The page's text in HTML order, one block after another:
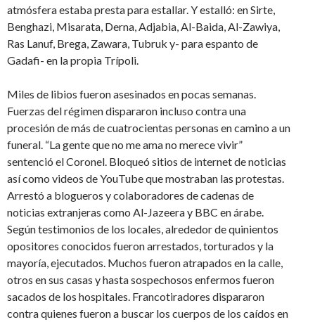
atmósfera estaba presta para estallar. Y estalló: en Sirte,
Benghazi, Misarata, Derna, Adjabia, Al-Baida, Al-Zawiya,
Ras Lanuf, Brega, Zawara, Tubruk y- para espanto de
Gadafi- en la propia Trípoli.
Miles de libios fueron asesinados en pocas semanas.
Fuerzas del régimen dispararon incluso contra una
procesión de más de cuatrocientas personas en camino a un
funeral. “La gente que no me ama no merece vivir”
sentenció el Coronel. Bloqueó sitios de internet de noticias
así como videos de YouTube que mostraban las protestas.
Arrestó a blogueros y colaboradores de cadenas de
noticias extranjeras como Al-Jazeera y BBC en árabe.
Según testimonios de los locales, alrededor de quinientos
opositores conocidos fueron arrestados, torturados y la
mayoría, ejecutados. Muchos fueron atrapados en la calle,
otros en sus casas y hasta sospechosos enfermos fueron
sacados de los hospitales. Francotiradores dispararon
contra quienes fueron a buscar los cuerpos de los caídos en